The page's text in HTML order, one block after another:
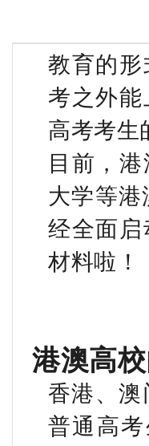
教育的
考之外
高考考生
目前，
大学等港
经全面
材料啦！
港澳高
香港、澳
普通高